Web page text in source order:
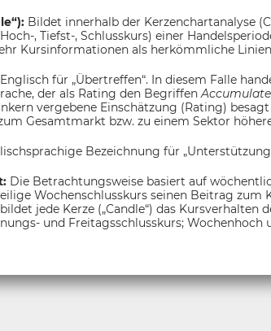
Bildet innerhalb der Kerzenchartanalyse
, Tiefst-, Schlusskurs) einer
Kursinformationen als herkömmliche
Englisch für „Übertreffen“. In diesem Falle
der als Rating den BegriffenAccumulate
vergebene Einschätzung (Rating)
Gesamtmarkt bzw. zu einem Sektor
Bezeichnung für
Die Betrachtungsweise basiert auf
Wochenschlusskurs seinen Beitrag zum
jede Kerze („Candle“) das Kursverhalten
und Freitagsschlusskurs; Wochenhoch